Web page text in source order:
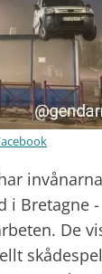
i Bretagne
De